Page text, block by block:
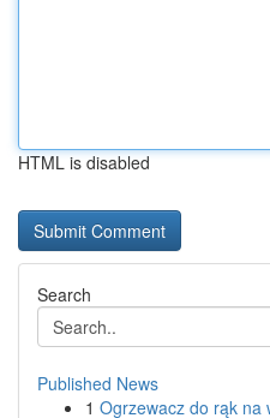
HTML is disabled
Search
Published News
1 Ogrzewacz do rąk na